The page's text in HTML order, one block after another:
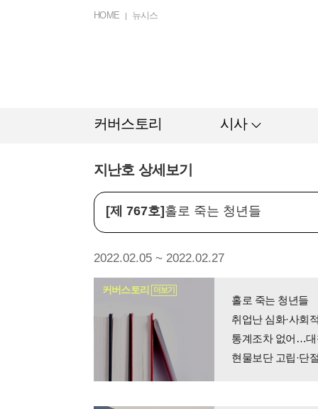
HOME 뉴시스
커버스토리 시사
지난호 상세보기
[제 767호] 홀로 죽는 청년들
2022.02.05 ~ 2022.02.27
커버스토리 더보기
홀로 죽는 청년들
취업난 심화·사회
통계조차 없어…대
현물보단 고립·단